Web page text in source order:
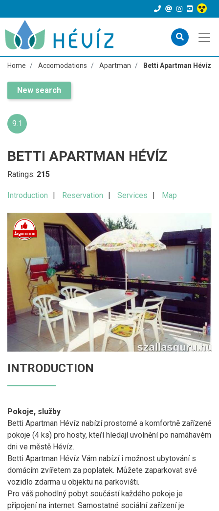
Home Accomodations Apartman Betti Apartman Hévíz
New search
9.1
BETTI APARTMAN HÉVÍZ
Ratings: 215
Introduction Reservation Services Map
INTRODUCTION
Pokoje, služby
Betti Apartman Hévíz nabízí prostorné a komfortně zařízené
pokoje (4 ks) pro hosty, kteří hledají uvolnění po namáhavém
dni ve městě Hévíz.
Betti Apartman Hévíz Vám nabízí i možnost ubytování s
domácím zvířetem za poplatek. Můžete zaparkovat své
vozidlo zdarma u objektu na parkovišti.
Pro váš pohodlný pobyt součástí každého pokoje je
připojení na internet. Samostatné sociální zařízení je